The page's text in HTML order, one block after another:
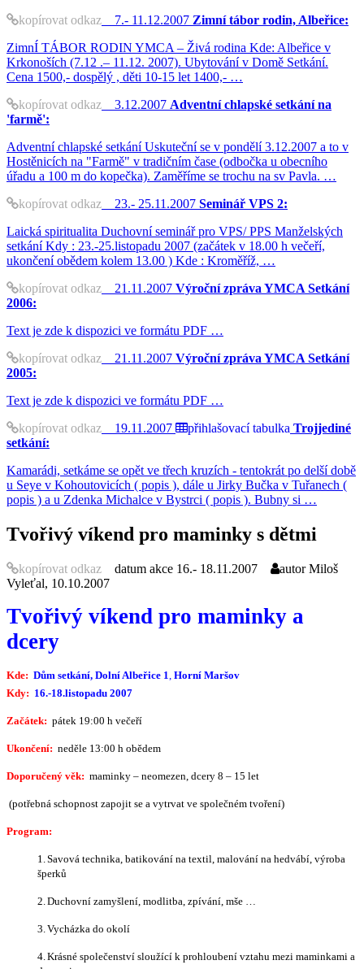
kopírovat odkaz 7.- 11.12.2007 Zimní tábor rodin, Albeřice:
ZimnÍ TÁBOR RODIN YMCA – Živá rodina Kde: Albeřice v
Krkonoších (7.12 .– 11.12. 2007). Ubytování v Domě Setkání.
Cena 1500,- dospělý , děti 10-15 let 1400,- …
kopírovat odkaz 3.12.2007 Adventní chlapské setkání na
'farmě':
Adventní chlapské setkání Uskuteční se v pondělí 3.12.2007 a to v
Hostěnicích na "Farmě" v tradičním čase (odbočka u obecního
úřadu a 100 m do kopečka). Zaměříme se trochu na sv Pavla. …
kopírovat odkaz 23.- 25.11.2007 Seminář VPS 2:
Laická spiritualita Duchovní seminář pro VPS/ PPS Manželských
setkání Kdy : 23.-25.listopadu 2007 (začátek v 18.00 h večeří,
ukončení obědem kolem 13.00 ) Kde : Kroměříž, …
kopírovat odkaz 21.11.2007 Výroční zpráva YMCA Setkání
2006:
Text je zde k dispozici ve formátu PDF …
kopírovat odkaz 21.11.2007 Výroční zpráva YMCA Setkání
2005:
Text je zde k dispozici ve formátu PDF …
kopírovat odkaz 19.11.2007 přihlašovací tabulka Trojjediné
setkání:
Kamarádi, setkáme se opět ve třech kruzích - tentokrát po delší době
u Seye v Kohoutovicích ( popis ), dále u Jirky Bučka v Tuřanech (
popis ) a u Zdenka Michalce v Bystrci ( popis ). Bubny si …
Tvořivý víkend pro maminky s dětmi
kopírovat odkaz datum akce 16.- 18.11.2007 autorMiloš
Vyleťal, 10.10.2007
Tvořivý víkend pro maminky a
dcery
Kde: Dům setkání, Dolní Albeřice 1 Horní Maršov
Kdy: 16.-18.listopadu 2007
Začátek: pátek 19:00 h večeří
Ukončení: neděle 13:00 h obědem
Doporučený věk: maminky – neomezen, dcery 8 – 15 let
(potřebná schopnost zapojit se a vytrvat ve společném tvoření)
Program:
1. Savová technika, batikování na textil, malování na hedvábí, výroba
šperků
2. Duchovní zamyšlení, modlitba, zpívání, mše …
3. Vycházka do okolí
4. Krásné společenství sloužící k prohloubení vztahu mezi maminkami a